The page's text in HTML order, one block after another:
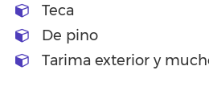
Teca
De pino
Tarima exterior y